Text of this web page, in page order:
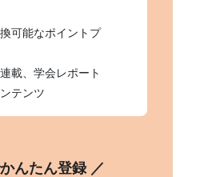
可能なポイントプ
載、学会レポート
テンツ
んたん登録 ／